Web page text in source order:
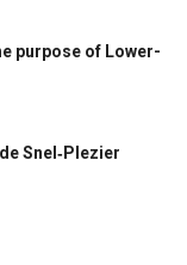
purpose of Lower-
Snel‑Plezier